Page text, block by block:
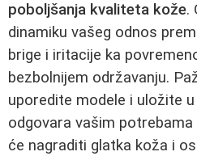
poboljšanja kvaliteta kože.
dinamiku vašeg odnos
brige i iritacije ka
bezbolnijem održavanju.
uporedite modele i uložite
odgovara vašim
će nagraditi glatka koža i